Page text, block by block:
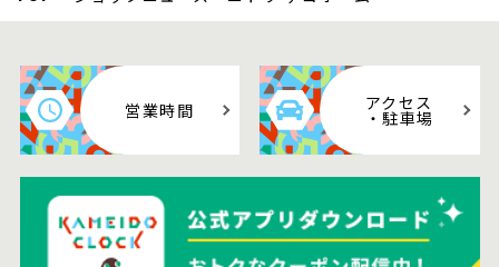
営業時間 アクセス
・駐車場